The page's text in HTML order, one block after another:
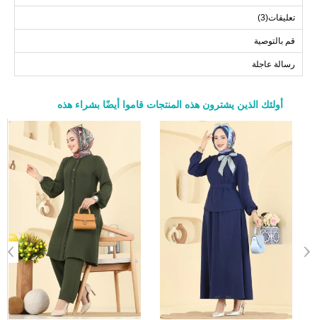
48
118
107
50
122
107
بنطلون مقاسات الحجم (سم)
الحجم
الطول
99
99
99
99
99
99
99
52
99
تعليقات(3)
قم بالتوصية
رسالة عاجلة
أولئك الذين يشترون هذه المنتجات قاموا أيضًا بشراء هذه
a>